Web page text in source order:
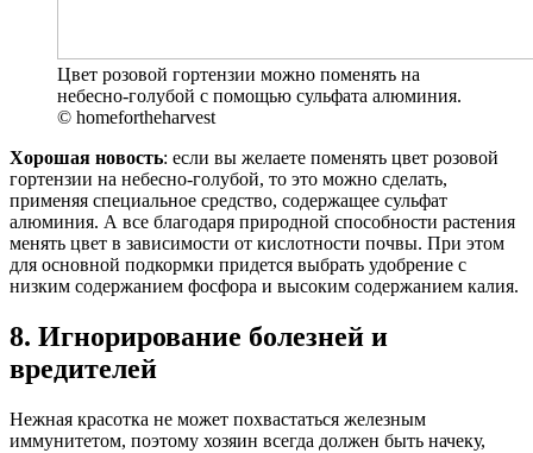
Цвет розовой гортензии можно поменять на
небесно-голубой с помощью сульфата алюминия.
© homefortheharvest
Хорошая новость: если вы желаете поменять цвет розовой
гортензии на небесно-голубой, то это можно сделать,
применяя специальное средство, содержащее сульфат
алюминия. А все благодаря природной способности растения
менять цвет в зависимости от кислотности почвы. При этом
для основной подкормки придется выбрать удобрение с
низким содержанием фосфора и высоким содержанием калия.
8. Игнорирование болезней и
вредителей
Нежная красотка не может похвастаться железным
иммунитетом, поэтому хозяин всегда должен быть начеку,